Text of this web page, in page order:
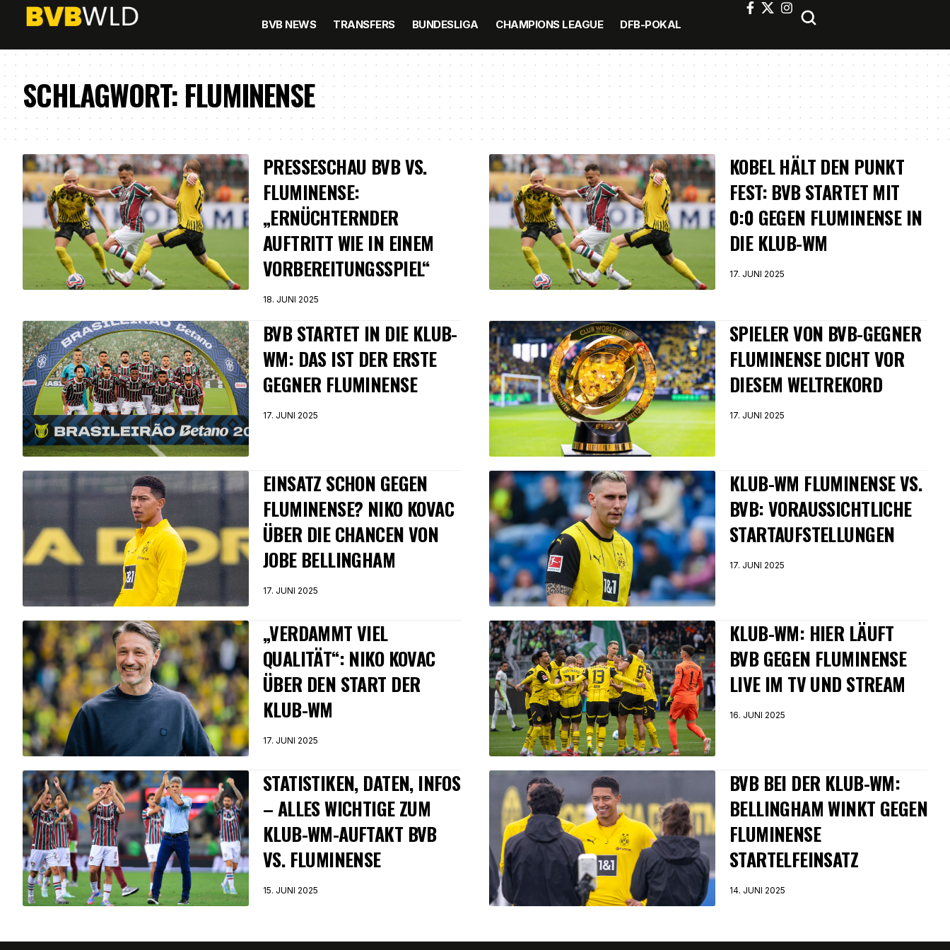
BVB NEWS TRANSFERS BUNDESLIGA CHAMPIONS LEAGUE DFB-POKAL
SCHLAGWORT:FLUMINENSE
PRESSESCHAU BVB VS.
FLUMINENSE:
„ERNÜCHTERNDER
AUFTRITT WIE IN EINEM
VORBEREITUNGSSPIEL“
18. JUNI 2025
KOBEL HÄLT DEN PUNKT
FEST: BVB STARTET MIT
0:0 GEGEN FLUMINENSE IN
DIE KLUB-WM
17. JUNI 2025
BVB STARTET IN DIE KLUB-
WM: DAS IST DER ERSTE
GEGNER FLUMINENSE
17. JUNI 2025
SPIELER VON BVB-GEGNER
FLUMINENSE DICHT VOR
DIESEM WELTREKORD
17. JUNI 2025
EINSATZ SCHON GEGEN
FLUMINENSE? NIKO KOVAC
ÜBER DIE CHANCEN VON
JOBE BELLINGHAM
17. JUNI 2025
KLUB-WM FLUMINENSE VS.
BVB: VORAUSSICHTLICHE
STARTAUFSTELLUNGEN
17. JUNI 2025
„VERDAMMT VIEL
QUALITÄT“: NIKO KOVAC
ÜBER DEN START DER
KLUB-WM
17. JUNI 2025
KLUB-WM: HIER LÄUFT
BVB GEGEN FLUMINENSE
LIVE IM TV UND STREAM
16. JUNI 2025
STATISTIKEN, DATEN, INFOS
– ALLES WICHTIGE ZUM
KLUB-WM-AUFTAKT BVB
VS. FLUMINENSE
15. JUNI 2025
BVB BEI DER KLUB-WM:
BELLINGHAM WINKT GEGEN
FLUMINENSE
STARTELFEINSATZ
14. JUNI 2025